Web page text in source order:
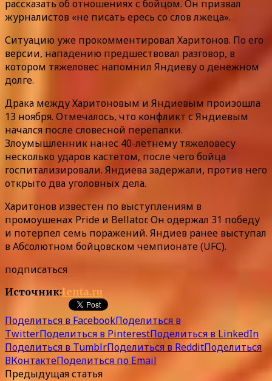
рассказать об отношениях с бойцом. Он призвал
журналистов «не писать ересь со слов лжеца».
Ситуацию уже прокомментировал Харитонов. По его
версии, нападению предшествовал разговор, в
котором тяжеловес напомнил Яндиеву о денежном
долге.
Драка между Харитоновым и Яндиевым произошла
13 ноября. Отмечалось, что конфликт с Яндиевым
начался после словесной перепалки.
Злоумышленник нанес 40-летнему тяжеловесу
несколько ударов кастетом, после чего бойца
госпитализировали. Яндиева задержали, против него
открыто два уголовных дела.
Харитонов известен по выступлениям в
промоушенах Pride и Bellator. Он одержал 31 победу
и потерпел семь поражений. Яндиев ранее выступал
в Абсолютном бойцовском чемпионате (UFC).
подписаться
Источник:lenta.ru
Поделиться в FacebookПоделиться в
TwitterПоделиться в PinterestПоделиться в LinkedIn
Поделиться в TumblrПоделиться в RedditПоделиться
ВКонтактеПоделиться по Email
Предыдущая статья